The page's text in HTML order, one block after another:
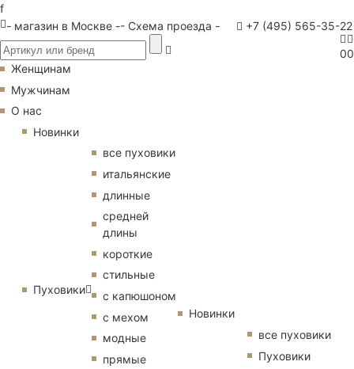
f
- магазин в Москве -- Схема проезда - +7 (495) 565-35-22
00
Женщинам
Мужчинам
О нас
Новинки
Пуховики
все пуховики
итальянские
длинные
средней
длины
короткие
стильные
с капюшоном
с мехом
модные
прямые
Новинки
все пуховики
Пуховики